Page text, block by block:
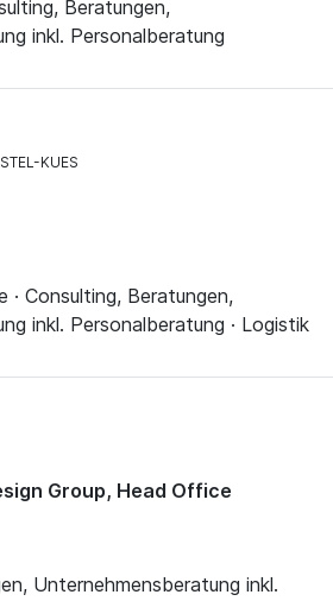
Beratungen,
inkl. Personalberatung
KUES
· Consulting, Beratungen,
inkl. Personalberatung · Logistik
Group, Head Office
Unternehmensberatung inkl.